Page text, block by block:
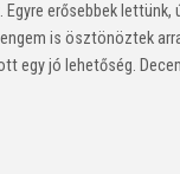
erősebbek
is ösztönöztek
egy jó lehetőség.